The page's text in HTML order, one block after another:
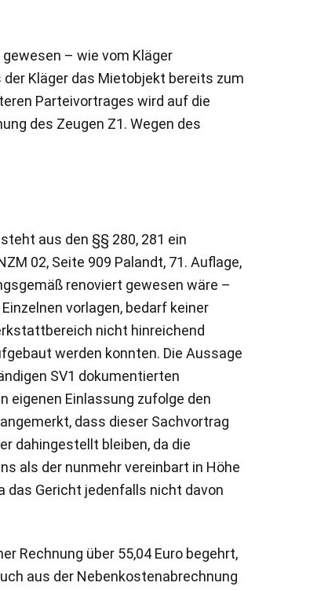
– wie vom Kläger
Kläger das Mietobjekt bereits zum
Parteivortrages wird auf die
des Zeugen Z1. Wegen des
aus den §§ 280, 281 ein
02, Seite 909 Palandt, 71. Auflage,
renoviert gewesen wäre –
vorlagen, bedarf keiner
nicht hinreichend
werden konnten. Die Aussage
SV1 dokumentierten
eigenen Einlassung zufolge den
dass dieser Sachvortrag
dahingestellt bleiben, da die
als der nunmehr vereinbart in Höhe
das Gericht jedenfalls nicht davon
Rechnung über 55,04 Euro begehrt,
aus der Nebenkostenabrechnung